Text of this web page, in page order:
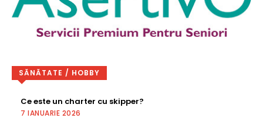
SĂNĂTATE / HOBBY
Ce este un charter cu skipper?
7 IANUARIE 2026